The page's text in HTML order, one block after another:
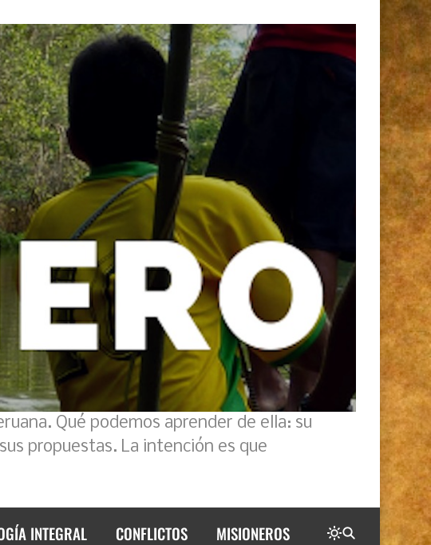
Qué podemos aprender de ella: su
propuestas. La intención es que
INTEGRAL CONFLICTOS MISIONEROS